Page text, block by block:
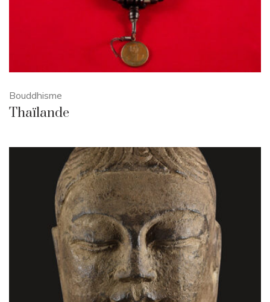
Bouddhisme
Thaïlande